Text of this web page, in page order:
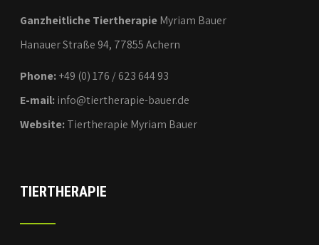
Ganzheitliche TiertherapieMyriam Bauer
Hanauer Straße 94, 77855 Achern
Phone:+49 (0) 176 / 623 644 93
E-mail:info@tiertherapie-bauer.de
Website:Tiertherapie Myriam Bauer
TIERTHERAPIE